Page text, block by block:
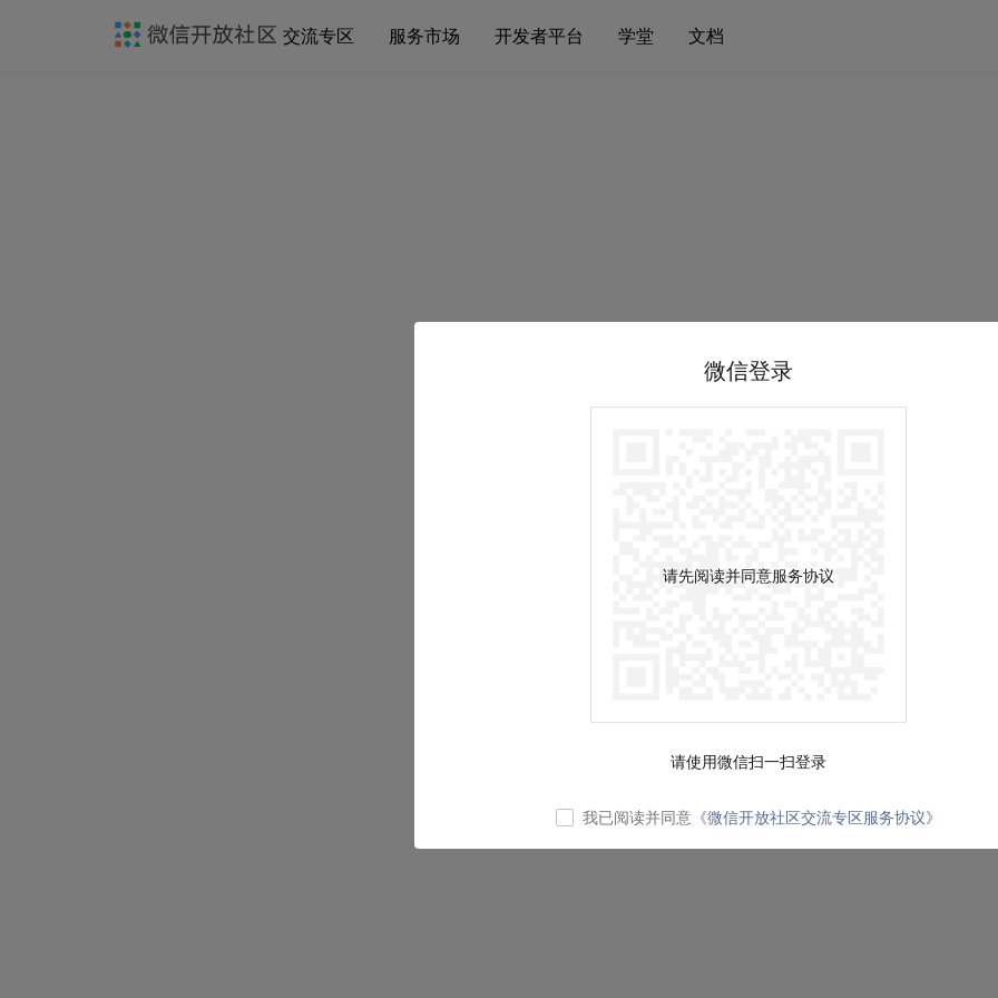
交流专区 服务市场 开发者平台 学堂 文档
微信登录
请先阅读并同意服务协议
请使用微信扫一扫登录
我已阅读并同意 《微信开放社区交流专区服务协议》